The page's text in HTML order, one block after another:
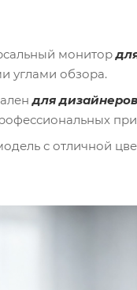
монитор
углами обзора.
для
с отличной